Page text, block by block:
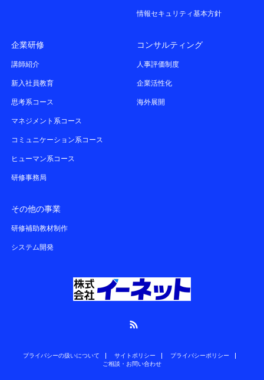
情報セキュリティ基本方針
企業研修
講師紹介
新入社員教育
思考系コース
マネジメント系コース
コミュニケーション系コース
ヒューマン系コース
研修事務局
コンサルティング
人事評価制度
企業活性化
海外展開
その他の事業
研修補助教材制作
システム開発
プライバシーの扱いについて サイトポリシー
プライバシーポリシー
ご相談・お問い合わせ